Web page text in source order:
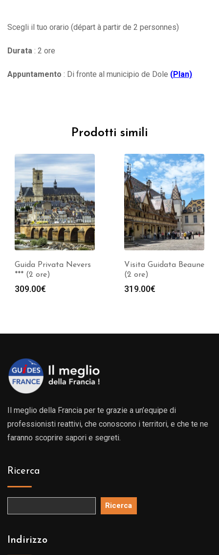
Scegli il tuo orario (départ à partir de 2 personnes)
Durata : 2 ore
Appuntamento : Di fronte al municipio de Dole (Plan)
Prodotti simili
Guida Privata Nevers
*** (2 ore)
309.00€
Visita Guidata Beaune
(2 ore)
319.00€
Il meglio della Francia per te grazie a un’equipe di
professionisti reattivi, che conoscono i territori, e che te ne
faranno scoprire sapori e segreti.
Ricerca
Ricerca
Indirizzo